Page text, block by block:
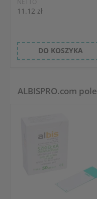
NETTO
11.12 zł
DO KOSZYKA
ALBISPRO.com